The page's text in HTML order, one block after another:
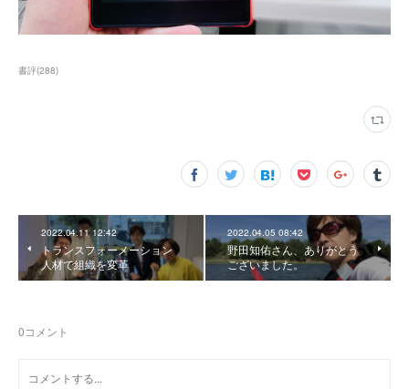
書評(288)
2022.04.11 12:42
トランスフォーメーション
人材で組織を変革
2022.04.05 08:42
野田知佑さん、ありがとう
ございました。
0コメント